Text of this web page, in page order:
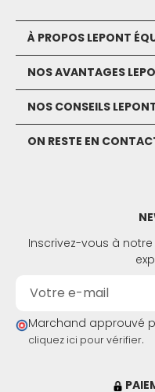
À PROPOS LEPONT
NOS AVANTAGES
NOS CONSEILS
ON RESTE EN
Inscrivez-vous à
Marchand approuvé
cliquez ici pour vérifier.